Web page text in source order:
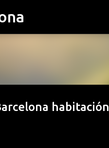
habitación